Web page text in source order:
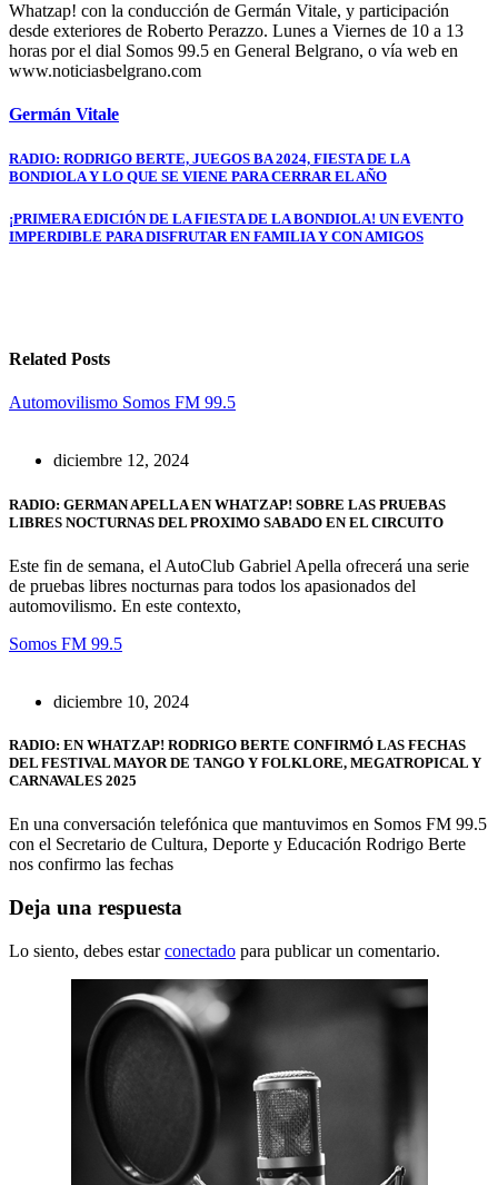
Whatzap! con la conducción de Germán Vitale, y participación
desde exteriores de Roberto Perazzo. Lunes a Viernes de 10 a 13
horas por el dial Somos 99.5 en General Belgrano, o vía web en
www.noticiasbelgrano.com
Germán Vitale
Navegación
de
entradas
RADIO: RODRIGO BERTE, JUEGOS BA 2024, FIESTA DE LA
BONDIOLA Y LO QUE SE VIENE PARA CERRAR EL AÑO
¡PRIMERA EDICIÓN DE LA FIESTA DE LA BONDIOLA! UN EVENTO
IMPERDIBLE PARA DISFRUTAR EN FAMILIA Y CON AMIGOS
Related Posts
Automovilismo Somos FM 99.5
diciembre 12, 2024
RADIO: GERMAN APELLA EN WHATZAP! SOBRE LAS PRUEBAS
LIBRES NOCTURNAS DEL PROXIMO SABADO EN EL CIRCUITO
Este fin de semana, el AutoClub Gabriel Apella ofrecerá una serie
de pruebas libres nocturnas para todos los apasionados del
automovilismo. En este contexto,
Somos FM 99.5
diciembre 10, 2024
RADIO: EN WHATZAP! RODRIGO BERTE CONFIRMÓ LAS FECHAS
DEL FESTIVAL MAYOR DE TANGO Y FOLKLORE, MEGATROPICAL Y
CARNAVALES 2025
En una conversación telefónica que mantuvimos en Somos FM 99.5
con el Secretario de Cultura, Deporte y Educación Rodrigo Berte
nos confirmo las fechas
Deja una respuesta
Lo siento, debes estarconectado para publicar un comentario.